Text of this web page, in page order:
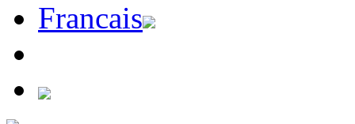
Francais